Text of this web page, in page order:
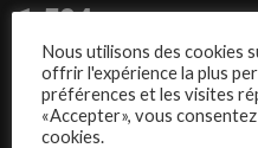
1,504
Entreprises
Nous suivre
Nous utilisons des cookies
offrir l'expérience la plus
préférences et les visites
«Accepter», vous
cookies.